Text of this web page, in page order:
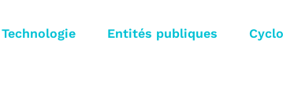
Technologie Entités publiques